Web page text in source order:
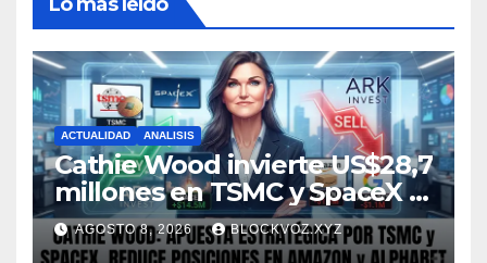
ACTUALIDAD ANALISIS
Cathie Wood invierte US$28,7
millones en TSMC y SpaceX y
reduce posiciones en
Amazon y Alphabet
AGOSTO 8, 2026 BLOCKVOZ.XYZ